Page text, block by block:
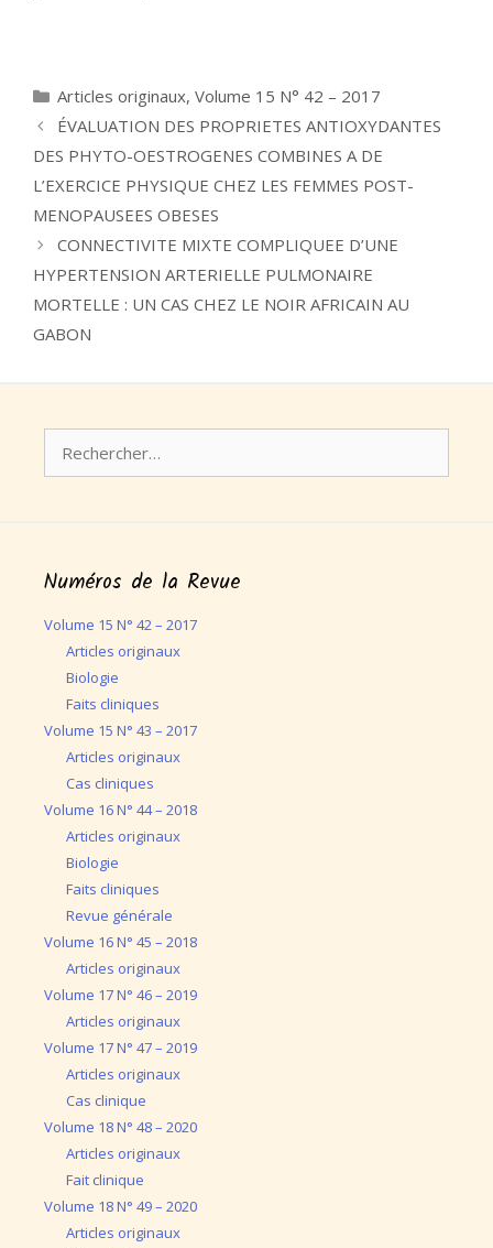
Catégories
Articles originaux, Volume 15 N° 42 – 2017
ÉVALUATION DES PROPRIETES ANTIOXYDANTES
DES PHYTO-OESTROGENES COMBINES A DE
L’EXERCICE PHYSIQUE CHEZ LES FEMMES POST-
MENOPAUSEES OBESES
CONNECTIVITE MIXTE COMPLIQUEE D’UNE
HYPERTENSION ARTERIELLE PULMONAIRE
MORTELLE : UN CAS CHEZ LE NOIR AFRICAIN AU
GABON
Numéros de la Revue
Volume 15 N° 42 – 2017
Articles originaux
Biologie
Faits cliniques
Volume 15 N° 43 – 2017
Articles originaux
Cas cliniques
Volume 16 N° 44 – 2018
Articles originaux
Biologie
Faits cliniques
Revue générale
Volume 16 N° 45 – 2018
Articles originaux
Volume 17 N° 46 – 2019
Articles originaux
Volume 17 N° 47 – 2019
Articles originaux
Cas clinique
Volume 18 N° 48 – 2020
Articles originaux
Fait clinique
Volume 18 N° 49 – 2020
Articles originaux